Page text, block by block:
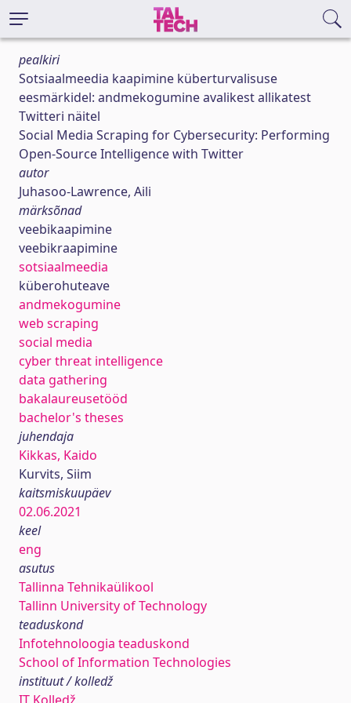
pealkiri
Sotsiaalmeedia kaapimine küberturvalisuse
eesmärkidel: andmekogumine avalikest allikatest
Twitteri näitel
Social Media Scraping for Cybersecurity: Performing
Open-Source Intelligence with Twitter
autor
Juhasoo-Lawrence, Aili
märksõnad
veebikaapimine
veebikraapimine
sotsiaalmeedia
küberohuteave
andmekogumine
web scraping
social media
cyber threat intelligence
data gathering
bakalaureusetööd
bachelor's theses
juhendaja
Kikkas, Kaido
Kurvits, Siim
kaitsmiskuupäev
02.06.2021
keel
eng
asutus
Tallinna Tehnikaülikool
Tallinn University of Technology
teaduskond
Infotehnoloogia teaduskond
School of Information Technologies
instituut / kolledž